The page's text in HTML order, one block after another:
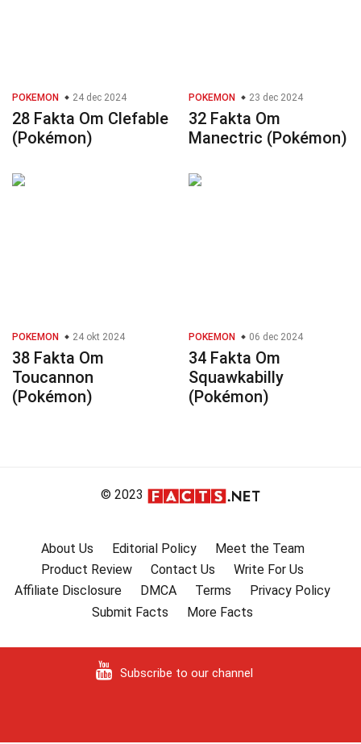
POKEMON 24 dec 2024
28 Fakta Om Clefable
(Pokémon)
POKEMON 23 dec 2024
32 Fakta Om
Manectric (Pokémon)
POKEMON 24 okt 2024
38 Fakta Om
Toucannon
(Pokémon)
POKEMON 06 dec 2024
34 Fakta Om
Squawkabilly
(Pokémon)
© 2023
About Us Editorial Policy
Meet the Team
Product Review
Contact Us
Write For Us
Affiliate Disclosure
DMCA Terms
Privacy Policy
Submit Facts
More Facts
Subscribe to our channel